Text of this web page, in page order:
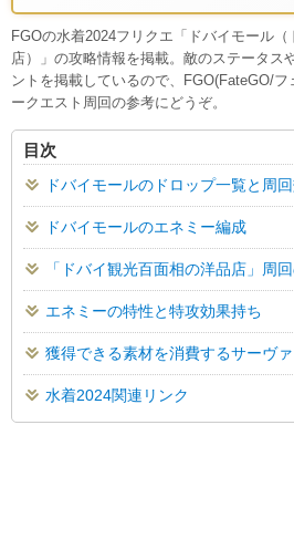
FGOの水着2024フリクエ「ドバイモール
店）」の攻略情報を掲載。敵のステータス
ントを掲載しているので、FGO(FateGO/
ークエスト周回の参考にどうぞ。
目次
ドバイモールのドロップ一覧と周
ドバイモールのエネミー編成
「ドバイ観光百面相の洋品店」周
エネミーの特性と特攻効果持ち
獲得できる素材を消費するサーヴァ
水着2024関連リンク